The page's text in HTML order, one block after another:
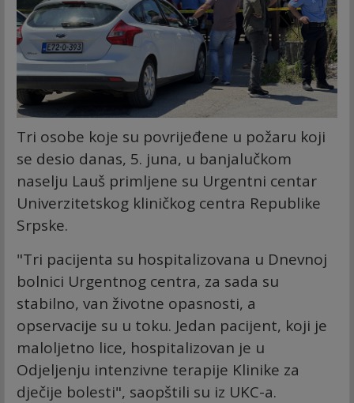
Tri osobe koje su povrijeđene u požaru koji
se desio danas, 5. juna, u banjalučkom
naselju Lauš primljene su Urgentni centar
Univerzitetskog kliničkog centra Republike
Srpske.
"Tri pacijenta su hospitalizovana u Dnevnoj
bolnici Urgentnog centra, za sada su
stabilno, van životne opasnosti, a
opservacije su u toku. Jedan pacijent, koji je
maloljetno lice, hospitalizovan je u
Odjeljenju intenzivne terapije Klinike za
dječije bolesti", saopštili su iz UKC-a.